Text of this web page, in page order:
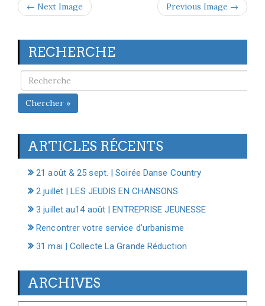
← Next Image Previous Image →
RECHERCHE
Chercher »
ARTICLES RÉCENTS
21 août & 25 sept. | Soirée Danse Country
2 juillet | LES JEUDIS EN CHANSONS
3 juillet au14 août | ENTREPRISE JEUNESSE
Rencontrer votre service d’urbanisme
31 mai | Collecte La Grande Réduction
ARCHIVES